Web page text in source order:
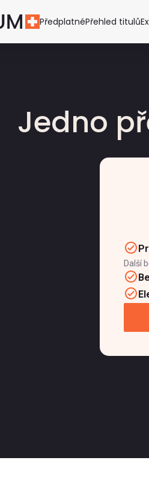
PředplatnéPřehled titulů
Jedno
Další